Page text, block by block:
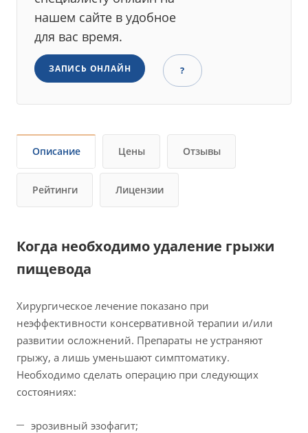
нашем сайте в удобное
для вас время.
ЗАПИСЬ ОНЛАЙН ?
Описание Цены Отзывы
Рейтинги Лицензии
Когда необходимо удаление грыжи
пищевода
Хирургическое лечение показано при
неэффективности консервативной терапии и/или
развитии осложнений. Препараты не устраняют
грыжу, а лишь уменьшают симптоматику.
Необходимо сделать операцию при следующих
состояниях:
эрозивный эзофагит;